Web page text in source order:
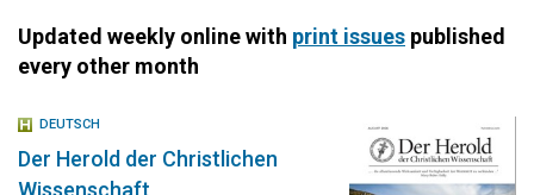
Updated weekly online with print issues published
every other month
DEUTSCH
Der Herold der Christlichen
Wissenschaft